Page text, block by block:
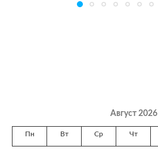
Август 2026
Пн Вт Ср Чт